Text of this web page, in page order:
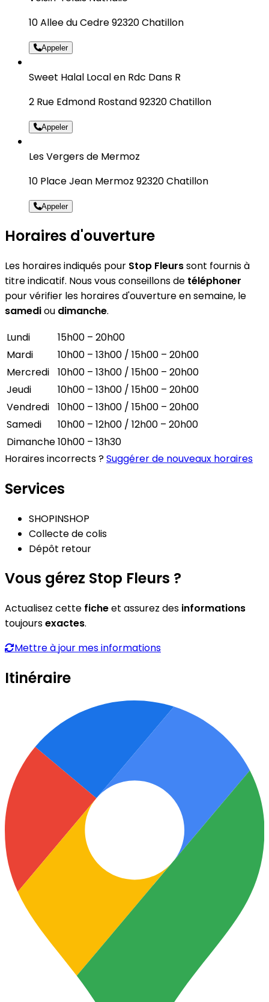
10 Allee du Cedre 92320 Chatillon
Appeler
Sweet Halal Local en Rdc Dans R
2 Rue Edmond Rostand 92320 Chatillon
Appeler
Les Vergers de Mermoz
10 Place Jean Mermoz 92320 Chatillon
Appeler
Horaires d'ouverture
Les horaires indiqués pour Stop Fleurssont fournis à
titre indicatif. Nous vous conseillons de téléphoner
pour vérifier les horaires d'ouverture en semaine, le
samediou dimanche.
Lundi
15h00 – 20h00
Mardi
10h00 – 13h00 / 15h00 – 20h00
Mercredi
10h00 – 13h00 / 15h00 – 20h00
Jeudi
10h00 – 13h00 / 15h00 – 20h00
Vendredi
10h00 – 13h00 / 15h00 – 20h00
Samedi
10h00 – 12h00 / 12h00 – 20h00
Dimanche10h00 – 13h30
Horaires incorrects ?Suggérer de nouveaux horaires
Services
SHOPINSHOP
Collecte de colis
Dépôt retour
Vous gérez Stop Fleurs ?
Actualisez cette ficheet assurez des informations
toujoursexactes.
Mettre à jour mes informations
Itinéraire